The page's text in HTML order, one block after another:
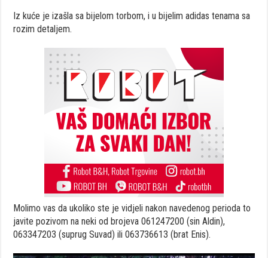
Iz kuće je izašla sa bijelom torbom, i u bijelim adidas tenama sa
rozim detaljem.
Molimo vas da ukoliko ste je vidjeli nakon navedenog perioda to
javite pozivom na neki od brojeva 061247200 (sin Aldin),
063347203 (suprug Suvad) ili 063736613 (brat Enis).